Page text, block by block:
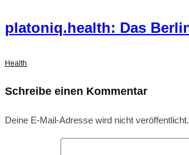
platoniq.health: Das
Health
Schreibe einen Kommentar
Deine E-Mail-Adresse wird nicht veröffentlicht.